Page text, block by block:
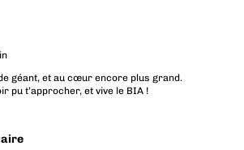
géant, et au cœur encore plus grand.
pu t’approcher, et vive le BIA !